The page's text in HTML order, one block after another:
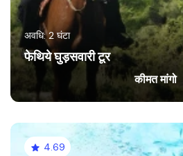
अवधि: 2 घंटा
फेथिये घुड़सवारी टूर
कीमत मांगो
4.69